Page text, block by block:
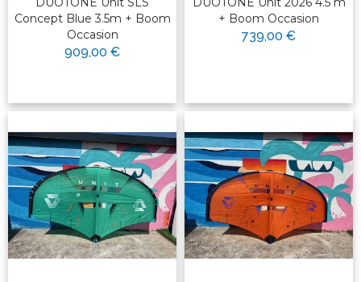
Concept Blue 3.5m + Boom
Occasion
909,00 €
+ Boom Occasion
739,00 €